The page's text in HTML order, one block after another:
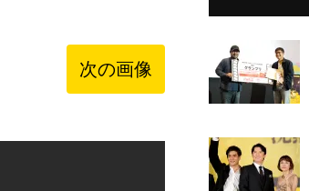
次の画像